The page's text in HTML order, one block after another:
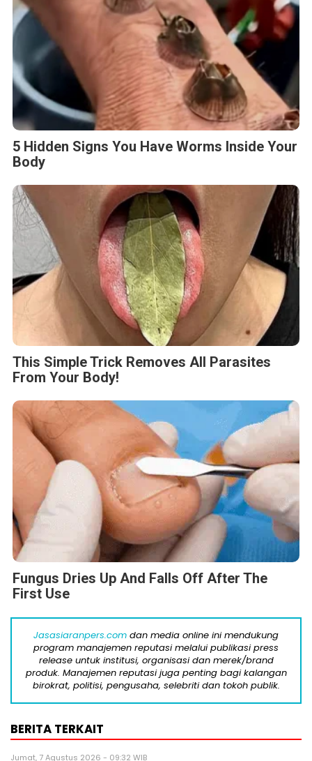
5 Hidden Signs You Have Worms Inside Your
Body
This Simple Trick Removes All Parasites
From Your Body!
Fungus Dries Up And Falls Off After The
First Use
Jasasiaranpers.com dan media online ini mendukung
program manajemen reputasi melalui publikasi press
release untuk institusi, organisasi dan merek/brand
produk. Manajemen reputasi juga penting bagi kalangan
birokrat, politisi, pengusaha, selebriti dan tokoh publik.
BERITA TERKAIT
Jumat, 7 Agustus 2026 - 09:32 WIB